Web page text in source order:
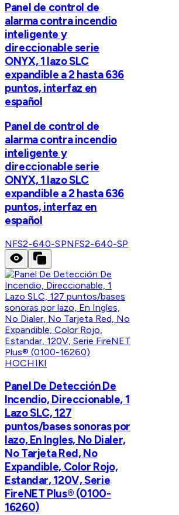
Panel de control de
alarma contra incendio
inteligente y
direccionable serie
ONYX, 1 lazo SLC
expandible a 2 hasta 636
puntos, interfaz en
español
Panel de control de
alarma contra incendio
inteligente y
direccionable serie
ONYX, 1 lazo SLC
expandible a 2 hasta 636
puntos, interfaz en
español
NFS2-640-SPNFS2-640-SP
HOCHIKI
Panel De Detección De
Incendio, Direccionable, 1
Lazo SLC, 127
puntos/bases sonoras por
lazo, En Ingles, No Dialer,
No Tarjeta Red, No
Expandible, Color Rojo,
Estandar, 120V, Serie
FireNET Plus® (0100-
16260)